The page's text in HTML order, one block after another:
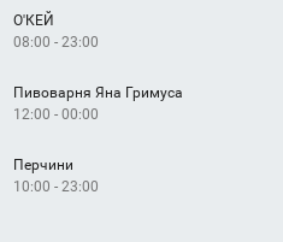
О'КЕЙ
08:00 - 23:00
Пивоварня Яна Гримуса
12:00 - 00:00
Перчини
10:00 - 23:00